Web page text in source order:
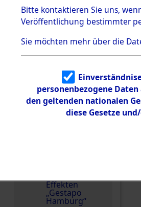
Effekten aus
dem KZ
Dachau,
Landesentsch
ädigungsamt
Effekten aus
dem KZ
Neuengamm
e
Dokument
Effekten
„Gestapo
Hamburg“
Bitte kontaktieren Sie uns,
Veröffentlichung bestimmter
Sie möchten mehr über die
personenbezogene
den geltenden nationalen
diese Gesetze